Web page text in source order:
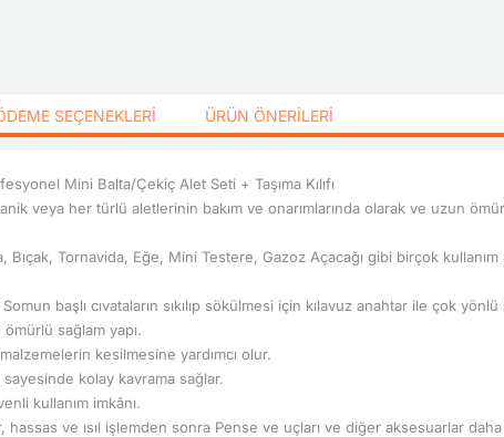
SEÇENEKLERI ÜRÜN ÖNERILERI
Mini Balta/Çekiç Alet Seti + Taşıma Kılıfı
veya her türlü aletlerinin bakım ve onarımlarında olarak ve uzun
Tornavida, Eğe, Mini Testere, Gazoz Açacağı gibi birçok
başlı cıvataların sıkılıp sökülmesi için kılavuz anahtar ile çok yönlü
sağlam yapı.
kesilmesine yardımcı olur.
sayesinde kolay kavrama sağlar.
kullanım imkânı.
hassas ve ısıl işlemden sonra Pense ve uçları ve diğer aksesuarlar